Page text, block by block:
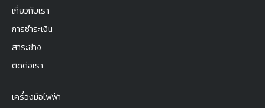
เกี่ยวกับเรา
การชำระเงิน
สาระช่าง
ติดต่อเรา
เครื่องมือไฟฟ้า